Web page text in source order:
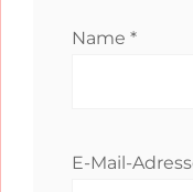
Name *
E-Mail-